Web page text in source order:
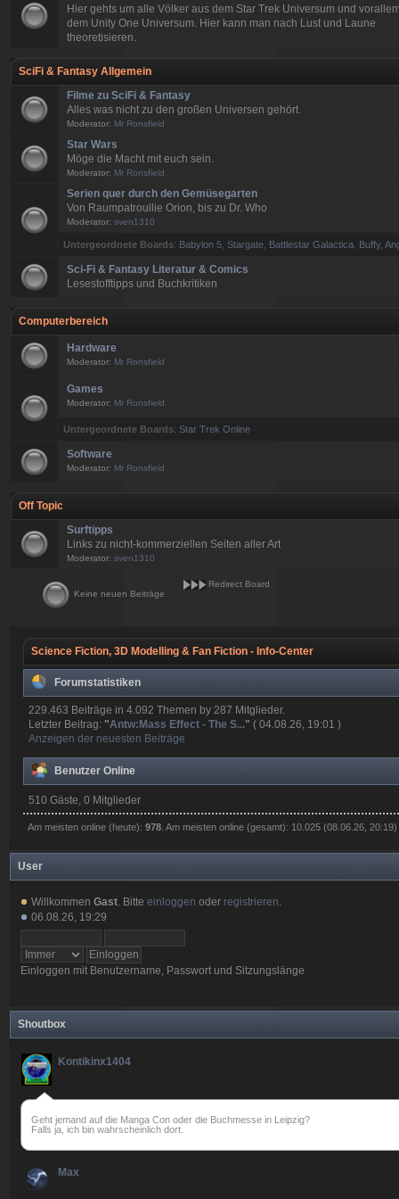
User
WillkommenGast. Bitteeinloggen oder registrieren.
06.08.26, 19:29
Einloggen mit Benutzername, Passwort und Sitzungslänge
Shoutbox
Kontikinx1404
Geht jemand auf die Manga Con oder die Buchmesse in Leipzig?
Falls ja, ich bin wahrscheinlich dort.
Max
Hier gehts um alle Völker aus dem Star Trek Universum und
dem Unity One Universum. Hier kann man nach Lust und Laune
theoretisieren.
SciFi & Fantasy Allgemein
Filme zu SciFi & Fantasy
Alles was nicht zu den großen Universen gehört.
Moderator: Mr Ronsfield
Star Wars
Möge die Macht mit euch sein.
Moderator: Mr Ronsfield
Serien quer durch den Gemüsegarten
Von Raumpatroullie Orion, bis zu Dr. Who
Moderator: sven1310
Untergeordnete Boards: Babylon 5 ,Stargate Battlestar Galactica Buffy,
Sci-Fi & Fantasy Literatur & Comics
Lesestofftipps und Buchkritiken
Computerbereich
Hardware
Moderator: Mr Ronsfield
Games
Moderator: Mr Ronsfield
Untergeordnete Boards:Star Trek Online
Software
Moderator: Mr Ronsfield
Off Topic
Surftipps
Links zu nicht-kommerziellen Seiten aller Art
Moderator: sven1310
Keine neuen Beiträge
Redirect Board
Science Fiction, 3D Modelling & Fan Fiction - Info-Center
Forumstatistiken
229.463 Beiträge in 4.092 Themen by 287 Mitglieder.
Letzter Beitrag: "Antw:Mass Effect - The S..." ( 04.08.26, 19:01 )
Anzeigen der neuesten Beiträge
Benutzer Online
510 Gäste, 0 Mitglieder
Am meisten online (heute):978 . Am meisten online (gesamt): 10.025 (08.06.26, 20:19)